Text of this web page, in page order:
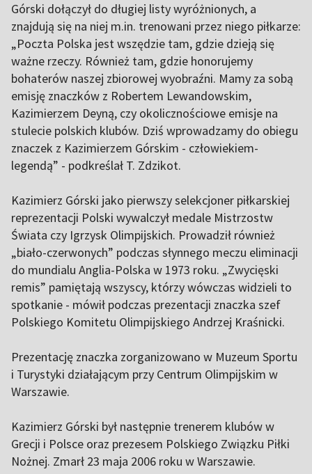
Górski dołączył do długiej listy wyróżnionych, a
znajdują się na niej m.in. trenowani przez niego piłkarze:
„Poczta Polska jest wszędzie tam, gdzie dzieją się
ważne rzeczy. Również tam, gdzie honorujemy
bohaterów naszej zbiorowej wyobraźni. Mamy za sobą
emisję znaczków z Robertem Lewandowskim,
Kazimierzem Deyną, czy okolicznościowe emisje na
stulecie polskich klubów. Dziś wprowadzamy do obiegu
znaczek z Kazimierzem Górskim - człowiekiem-
legendą” - podkreślał T. Zdzikot.
Kazimierz Górski jako pierwszy selekcjoner piłkarskiej
reprezentacji Polski wywalczył medale Mistrzostw
Świata czy Igrzysk Olimpijskich. Prowadził również
„biało-czerwonych” podczas słynnego meczu eliminacji
do mundialu Anglia-Polska w 1973 roku. „Zwycięski
remis” pamiętają wszyscy, którzy wówczas widzieli to
spotkanie - mówił podczas prezentacji znaczka szef
Polskiego Komitetu Olimpijskiego Andrzej Kraśnicki.
Prezentację znaczka zorganizowano w Muzeum Sportu
i Turystyki działającym przy Centrum Olimpijskim w
Warszawie.
Kazimierz Górski był następnie trenerem klubów w
Grecji i Polsce oraz prezesem Polskiego Związku Piłki
Nożnej. Zmarł 23 maja 2006 roku w Warszawie.